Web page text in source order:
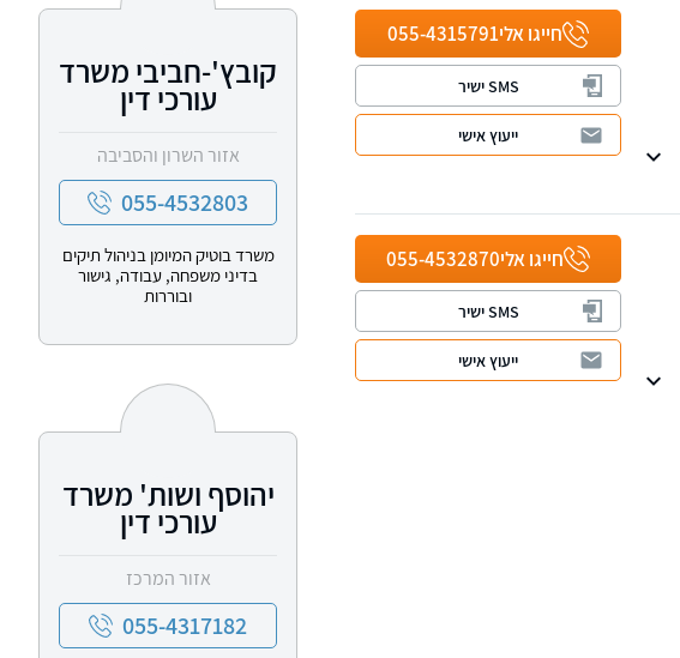
חייגו אלי055-4315791
SMS ישיר
ייעוץ אישי
חייגו אלי055-4532870
SMS ישיר
ייעוץ אישי
קובץ'-חביבי משרד
עורכי דין
אזור השרון והסביבה
055-4532803
משרד בוטיק המיומן בניהול תיקים
בדיני משפחה, עבודה, גישור
ובוררות
יהוסף ושות' משרד
עורכי דין
אזור המרכז
055-4317182